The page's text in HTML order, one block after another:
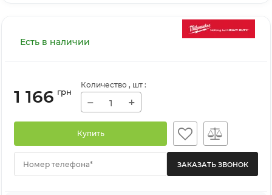
Есть в наличии
1 166 грн
Количество , шт :
− +
Купить
Номер телефона*